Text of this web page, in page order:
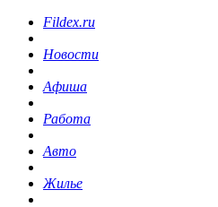
Fildex.ru
Новости
Афиша
Работа
Авто
Жилье